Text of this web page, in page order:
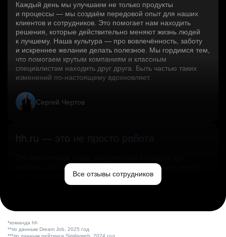
Каждый день мы улучшаем не только продукты
и процессы — мы создаём передовой опыт для наших
клиентов и сотрудников. Это помогает нам находить
решения, которые действительно меняют жизнь людей
к лучшему. Наша культура — про вовлечённость, заботу
и искреннее желание делать полезное. Мы гордимся тем,
что помогаем крутым компаниям и классным
специалистам находить друг друга. Быть частью таких
изменений по‑настоящему вдохновляет.
Сергей Чертов
hh.ru — это не просто работа
свободы. Мы помогаем миру и создаём лучший сервис
по поиску работы в стране.Все отзывы сотрудников
*команда hh
**по данным Dream Job, 2025 год
***по данным рейтинга Similarweb, 2024 год